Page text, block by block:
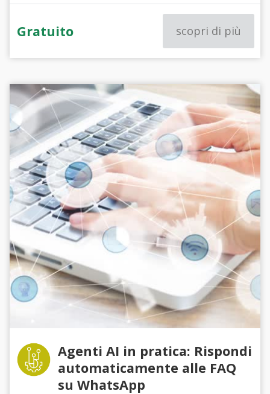
Gratuito scopri di più
Agenti AI in pratica: Rispondi
automaticamente alle FAQ
su WhatsApp